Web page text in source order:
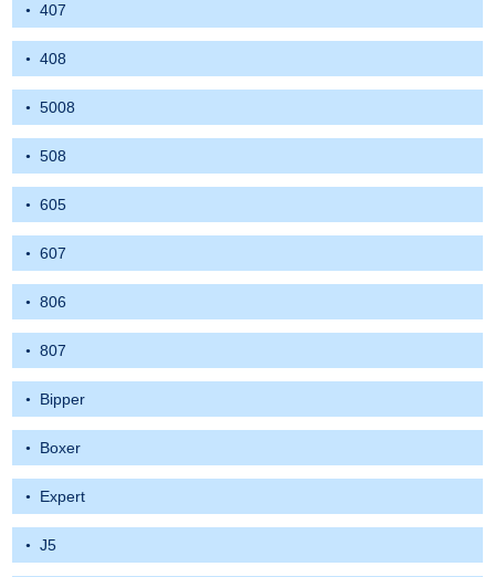
407
408
5008
508
605
607
806
807
Bipper
Boxer
Expert
J5